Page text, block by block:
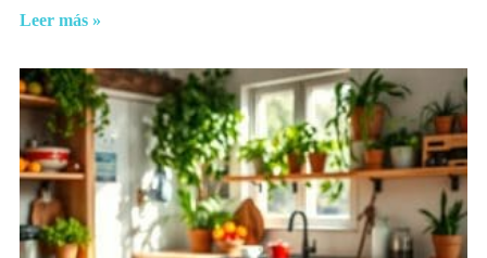
Leer más »